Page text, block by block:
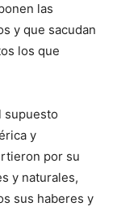
las
y que sacudan
los que
supuesto
y
por su
y naturales,
sus haberes y